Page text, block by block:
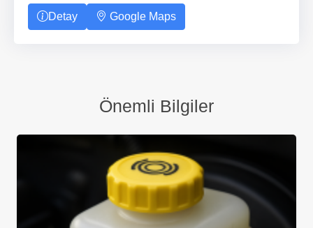
Detay Google Maps
Önemli Bilgiler